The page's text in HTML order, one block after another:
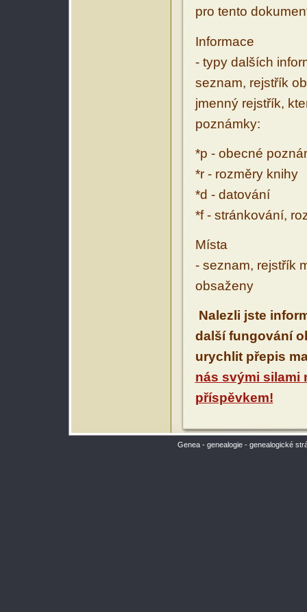
pro tento
Informace
- typy dalších
seznam, rejstřík
jmenný rejstřík,
poznámky:
*p - obecné
*r - rozměry knihy
*d - datování
*f - stránkování,
Místa
- seznam, rejstřík
obsaženy
Nalezli jste
další fungování
urychlit přepis
nás svými silami
příspěvkem!
Genea - genealogie - genealogické